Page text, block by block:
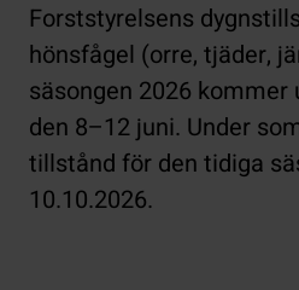
Forststyrelsens
hönsfågel (orre, tjäder,
säsongen 2026
den 8–12 juni. Under
tillstånd för den tidiga
10.10.2026.